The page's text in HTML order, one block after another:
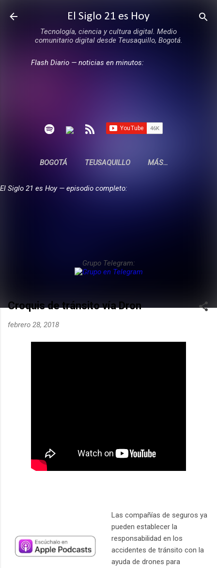
Ir al contenido principal
El Siglo 21 es Hoy
Tecnología, ciencia y cultura digital. Medio
comunitario digital desde Teusaquillo, Bogotá.
Flash Diario — noticias en minutos:
BOGOTÁ TEUSAQUILLO MÁS…
El Siglo 21 es Hoy — episodio completo:
Grupo Telegram:
Croquis de tránsito vía Dron
febrero 28, 2018
Las compañías de seguros ya
pueden establecer la
responsabilidad en los
accidentes de tránsito con la
ayuda de drones para